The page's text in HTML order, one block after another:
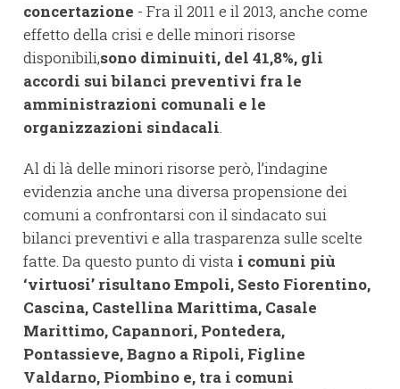
concertazione - Fra il 2011 e il 2013, anche come
effetto della crisi e delle minori risorse
disponibili,sono diminuiti, del 41,8%, gli
accordi sui bilanci preventivi fra le
amministrazioni comunali e le
organizzazioni sindacali.
Al di là delle minori risorse però, l’indagine
evidenzia anche una diversa propensione dei
comuni a confrontarsi con il sindacato sui
bilanci preventivi e alla trasparenza sulle scelte
fatte. Da questo punto di vista i comuni più
‘virtuosi’ risultano Empoli, Sesto Fiorentino,
Cascina, Castellina Marittima, Casale
Marittimo, Capannori, Pontedera,
Pontassieve, Bagno a Ripoli, Figline
Valdarno, Piombino e, tra i comuni